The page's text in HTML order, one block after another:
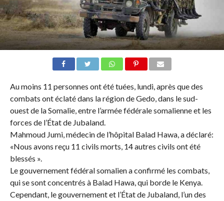
Au moins 11 personnes ont été tuées, lundi, après que des
combats ont éclaté dans la région de Gedo, dans le sud-
ouest de la Somalie, entre l’armée fédérale somalienne et les
forces de l’État de Jubaland.
Mahmoud Jumi, médecin de l’hôpital Balad Hawa, a déclaré:
«Nous avons reçu 11 civils morts, 14 autres civils ont été
blessés ».
Le gouvernement fédéral somalien a confirmé les combats,
qui se sont concentrés à Balad Hawa, qui borde le Kenya.
Cependant, le gouvernement et l’État de Jubaland, l’un des